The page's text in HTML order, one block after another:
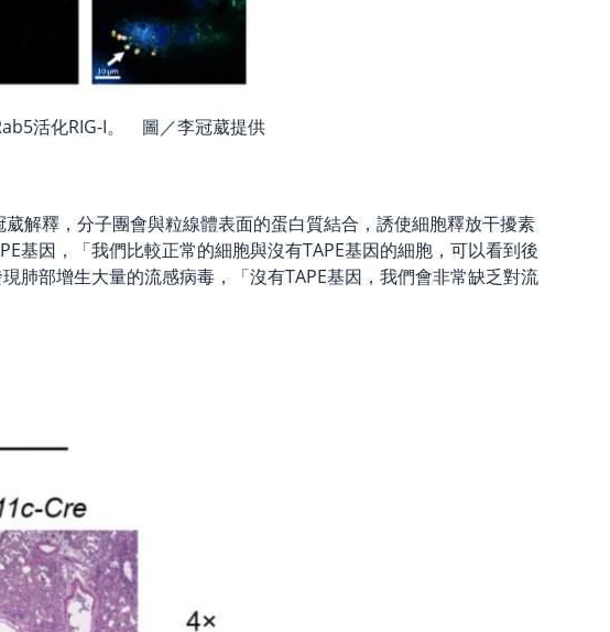
活化RIG-I。 圖／李冠葳提供
解釋，分子團會與粒線體表面的蛋白質結合，誘使細胞釋放干擾素
基因，「我們比較正常的細胞與沒有TAPE基因的細胞，可以看到後
肺部增生大量的流感病毒，「沒有TAPE基因，我們會非常缺乏對流